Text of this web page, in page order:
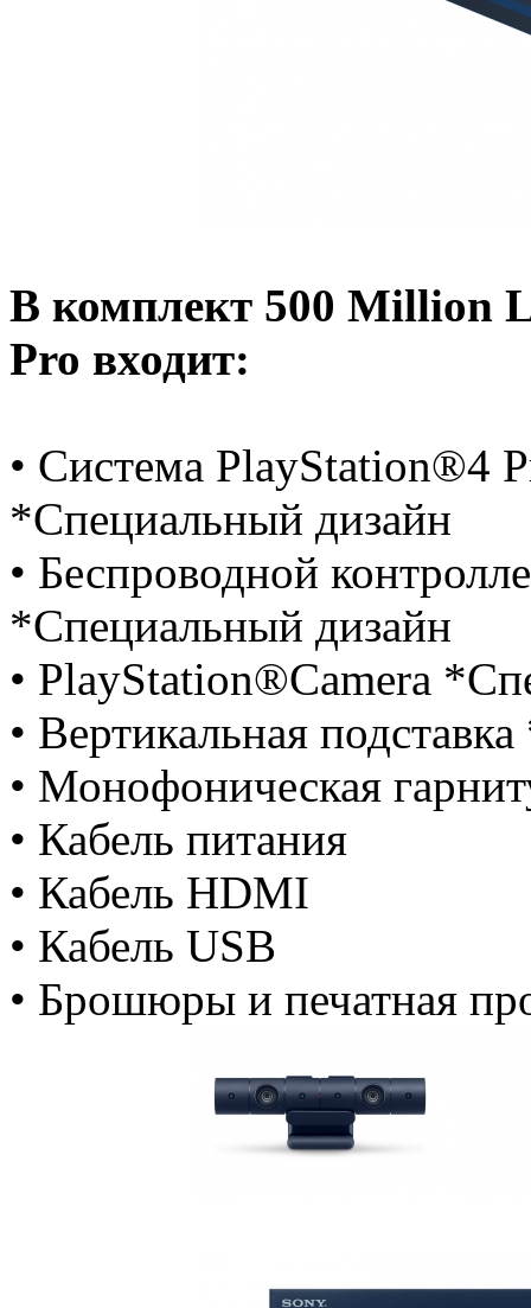
В комплект 500 Million
Pro входит:
• Система PlayStation®4
*Специальный дизайн
• Беспроводной
*Специальный дизайн
• PlayStation®Camera
• Вертикальная
• Монофоническая
• Кабель питания
• Кабель HDMI
• Кабель USB
• Брошюры и печатная